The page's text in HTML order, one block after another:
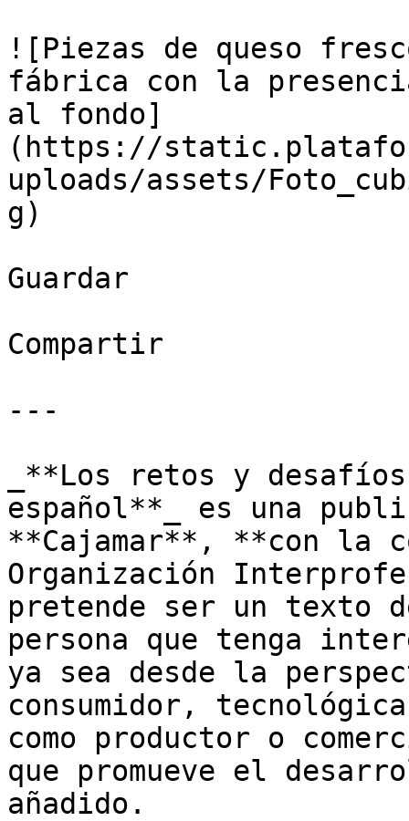
![Piezas de queso
fábrica con la
al fondo]
(https://
uploads/assets/
g)
Guardar
Compartir
---
_**Los retos y
español**_ es una
**Cajamar**, **con la
Organización
pretende ser un texto
persona que tenga
ya sea desde la
consumidor,
como productor o
que promueve el
añadido.